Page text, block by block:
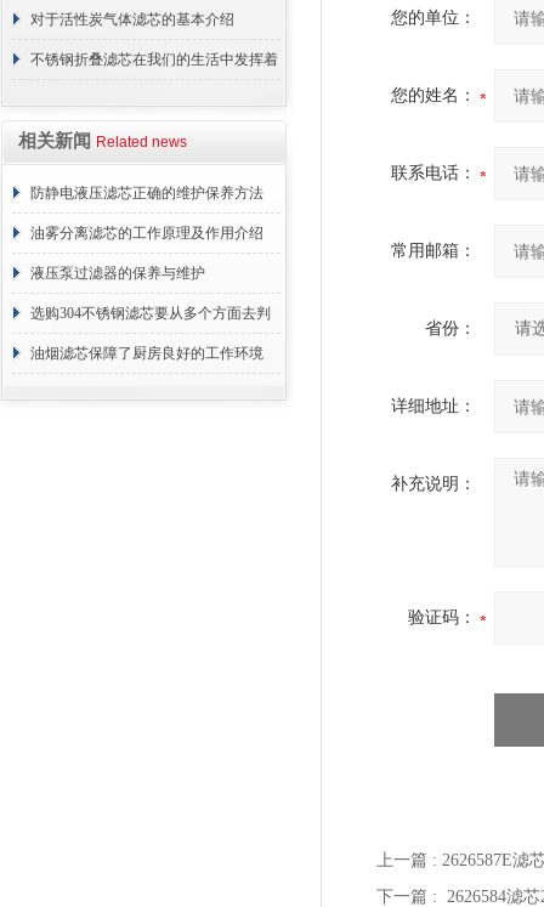
中的杂质和油脂浓度升高
对于活性炭气体滤芯的基本介绍
不锈钢折叠滤芯在我们的生活中发挥着
相关新闻 Related news
防静电液压滤芯正确的维护保养方法
油雾分离滤芯的工作原理及作用介绍
液压泵过滤器的保养与维护
选购304不锈钢滤芯要从多个方面去判
断
油烟滤芯保障了厨房良好的工作环境
您的单位：
您的姓名：
联系电话：
常用邮箱：
省份：
详细地址：
补充说明：
验证码：
上一篇 : 2626587E滤
下一篇 : 2626584滤